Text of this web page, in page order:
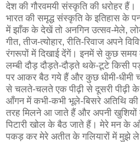
देश की गौरवमयी संस्कृति की धरोहर हैं।
भारत की समृद्ध संस्कृति के इतिहास के
में झाँक के देखें तो अनगिन उत्सव-मेले,
गीत, तीज-त्योहार, रीति-रिवाज अपने
रंगरूपों में दिखाई देंगें। इनमें से कुछ समय
लम्बी दौड़ दौड़ते-दौड़ते थके-टूटे किसी
पर आकर बैठ गये हैं और कुछ धीमी-धीमी
से चलते-चलते एक पीढ़ी से दूसरी पीढ़ी के
आँगन में कभी-कभी भूले-बिसरे अतिथि की
तरह मिलने आ जाते हैं और अपनी खुशियों
पिटारी खोल के बैठ जाते हैं। मेरे मन के
पकड़ कर मेरे अतीत के गलियारों में मुझे